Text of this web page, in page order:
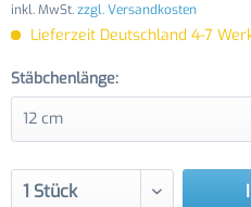
inkl. MwSt.zzgl. Versandkosten
Lieferzeit Deutschland 4-7
Stäbchenlänge: